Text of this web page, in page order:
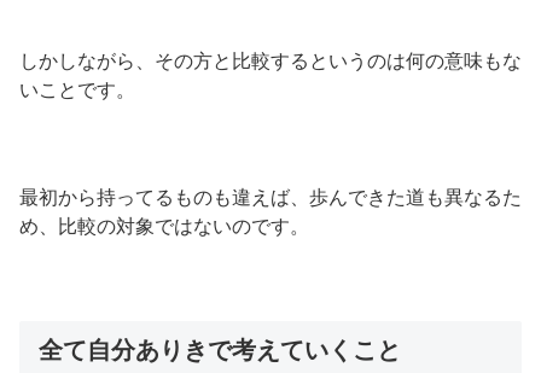
しかしながら、その方と比較するというのは何の意味もな
いことです。
最初から持ってるものも違えば、歩んできた道も異なるた
め、比較の対象ではないのです。
全て自分ありきで考えていくこと